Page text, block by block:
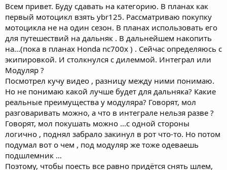
Всем привет. Буду сдавать на категорию. В планах как
первый мотоцикл взять ybr125. Рассматриваю покупку
мотоцикла не на один сезон. В планах использовать его
для путешествий на дальняк . В дальнейшем накопить
нa…(пока в планах Honda nc700x ) . Сейчас определяюсь с
экипировкой. И столкнулся с дилеммой. Интеграл или
Модуляр ?
Посмотрел кучу видео , разницу между ними понимаю.
Но не понимаю какой лучше будет для дальняка? Какие
реальные преимущества у модуляра? Говорят, мол
разговаривать можно, а что в интеграле нельзя разве ?
Говорят, мол покушать можно …с одной стороны
логично , поднял забрало закинул в рот что-то. Но потом
подумал вот о чем , под модуляр же тоже одеваешь
подшлемник …
Поэтому, чтобы поесть все равно придётся снять шлем,